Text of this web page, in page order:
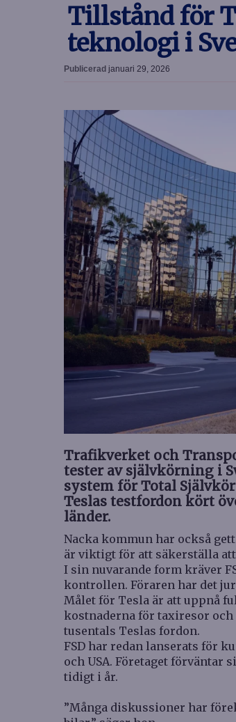
Tillstånd för
teknologi i
Publicerad januari 29, 2026
Trafikverket och
tester av självkörning i
system för Total
Teslas testfordon kört
länder.
Nacka kommun har också
är viktigt för att säkerställa
I sin nuvarande form kräver
kontrollen. Föraren har det
Målet för Tesla är att uppnå
kostnaderna för taxiresor och
tusentals Teslas fordon.
FSD har redan lanserats för
och USA. Företaget
tidigt i år.
”Många diskussioner har